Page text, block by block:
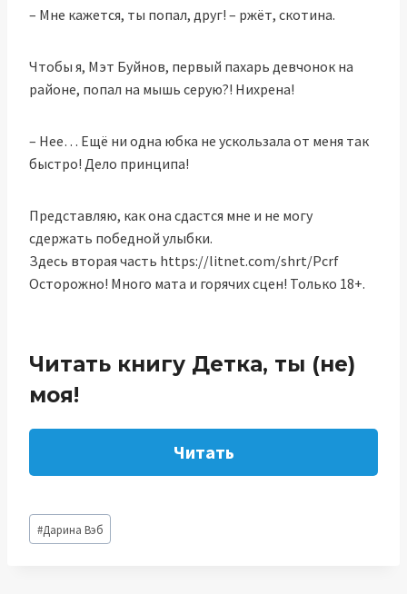
– Мне кажется, ты попал, друг! – ржёт, скотина.
Чтобы я, Мэт Буйнов, первый пахарь девчонок на
районе, попал на мышь серую?! Нихрена!
– Нее… Ещё ни одна юбка не ускользала от меня так
быстро! Дело принципа!
Представляю, как она сдастся мне и не могу
сдержать победной улыбки.
Здесь вторая часть https://litnet.com/shrt/Pcrf
Осторожно! Много мата и горячих сцен! Только 18+.
Читать книгу Детка, ты (не)
моя!
Читать
Метки
записи:
#Дарина Вэб